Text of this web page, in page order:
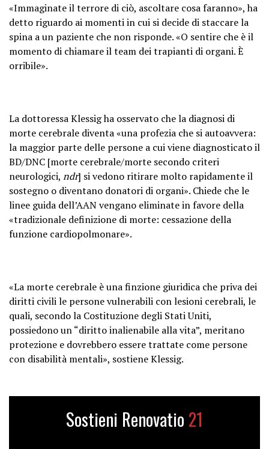
«Immaginate il terrore di ciò, ascoltare cosa faranno», ha
detto riguardo ai momenti in cui si decide di staccare la
spina a un paziente che non risponde. «O sentire che è il
momento di chiamare il team dei trapianti di organi. È
orribile».
La dottoressa Klessig ha osservato che la diagnosi di
morte cerebrale diventa «una profezia che si autoavvera:
la maggior parte delle persone a cui viene diagnosticato il
BD/DNC [morte cerebrale/morte secondo criteri
neurologici, ndr] si vedono ritirare molto rapidamente il
sostegno o diventano donatori di organi». Chiede che le
linee guida dell’AAN vengano eliminate in favore della
«tradizionale definizione di morte: cessazione della
funzione cardiopolmonare».
«La morte cerebrale è una finzione giuridica che priva dei
diritti civili le persone vulnerabili con lesioni cerebrali, le
quali, secondo la Costituzione degli Stati Uniti,
possiedono un “diritto inalienabile alla vita”, meritano
protezione e dovrebbero essere trattate come persone
con disabilità mentali», sostiene Klessig.
Sostieni Renovatio 21